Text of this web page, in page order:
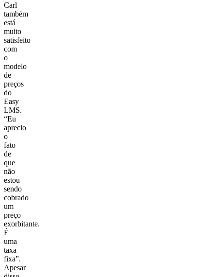
Carl
também
está
muito
satisfeito
com
o
modelo
de
preços
do
Easy
LMS.
“Eu
aprecio
o
fato
de
que
não
estou
sendo
cobrado
um
preço
exorbitante.
É
uma
taxa
fixa”.
Apesar